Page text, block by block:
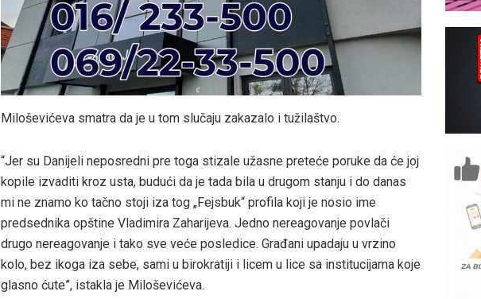
Miloševićeva smatra da je u tom slučaju zakazalo i tužilaštvo.
“Jer su Danijeli neposredni pre toga stizale užasne preteće poruke da će joj
kopile izvaditi kroz usta, budući da je tada bila u drugom stanju i do danas
mi ne znamo ko tačno stoji iza tog „Fejsbuk“ profila koji je nosio ime
predsednika opštine Vladimira Zaharijeva. Jedno nereagovanje povlači
drugo nereagovanje i tako sve veće posledice. Građani upadaju u vrzino
kolo, bez ikoga iza sebe, sami u birokratiji i licem u lice sa institucijama koje
glasno ćute”, istakla je Miloševićeva.